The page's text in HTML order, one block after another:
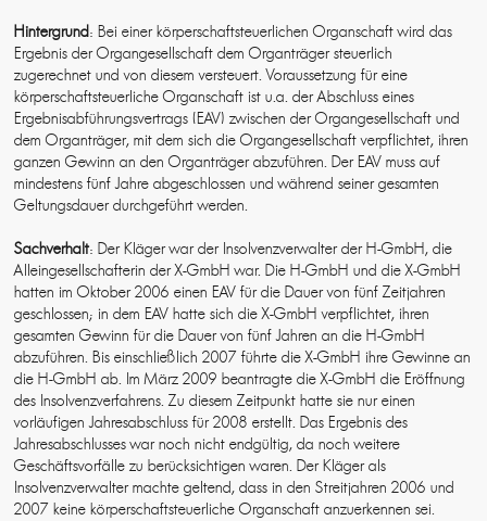
Hintergrund: Bei einer körperschaftsteuerlichen Organschaft wird das
Ergebnis der Organgesellschaft dem Organträger steuerlich
zugerechnet und von diesem versteuert. Voraussetzung für eine
körperschaftsteuerliche Organschaft ist u.a. der Abschluss eines
Ergebnisabführungsvertrags (EAV) zwischen der Organgesellschaft und
dem Organträger, mit dem sich die Organgesellschaft verpflichtet, ihren
ganzen Gewinn an den Organträger abzuführen. Der EAV muss auf
mindestens fünf Jahre abgeschlossen und während seiner gesamten
Geltungsdauer durchgeführt werden.
Sachverhalt: Der Kläger war der Insolvenzverwalter der H-GmbH, die
Alleingesellschafterin der X-GmbH war. Die H-GmbH und die X-GmbH
hatten im Oktober 2006 einen EAV für die Dauer von fünf Zeitjahren
geschlossen; in dem EAV hatte sich die X-GmbH verpflichtet, ihren
gesamten Gewinn für die Dauer von fünf Jahren an die H-GmbH
abzuführen. Bis einschließlich 2007 führte die X-GmbH ihre Gewinne an
die H-GmbH ab. Im März 2009 beantragte die X-GmbH die Eröffnung
des Insolvenzverfahrens. Zu diesem Zeitpunkt hatte sie nur einen
vorläufigen Jahresabschluss für 2008 erstellt. Das Ergebnis des
Jahresabschlusses war noch nicht endgültig, da noch weitere
Geschäftsvorfälle zu berücksichtigen waren. Der Kläger als
Insolvenzverwalter machte geltend, dass in den Streitjahren 2006 und
2007 keine körperschaftsteuerliche Organschaft anzuerkennen sei.